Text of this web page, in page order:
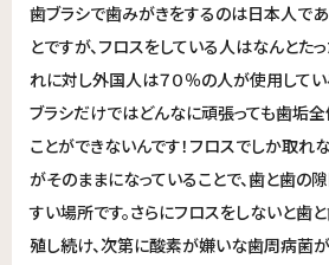
歯ブラシで歯みがきをするのは日本人で
とですが、フロスをしている人はなんとた
れに対し外国人は７０％の人が使用してい
ブラシだけではどんなに頑張っても歯垢全
ことができないんです！フロスでしか取
がそのままになっていることで、歯と歯の
すい場所です。さらにフロスをしないと歯
殖し続け、次第に酸素が嫌いな歯周病菌が